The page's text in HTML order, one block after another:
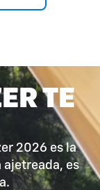
TE
2026 es la
es